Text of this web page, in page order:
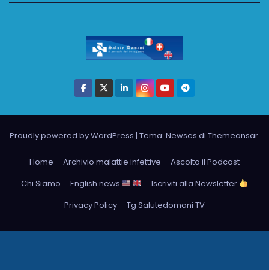
Proudly powered by WordPress | Tema: Newses di Themeansar.
Home Archivio malattie infettive
Ascolta il Podcast
Chi Siamo
English news
Iscriviti alla Newsletter
Privacy Policy
Tg Salutedomani TV